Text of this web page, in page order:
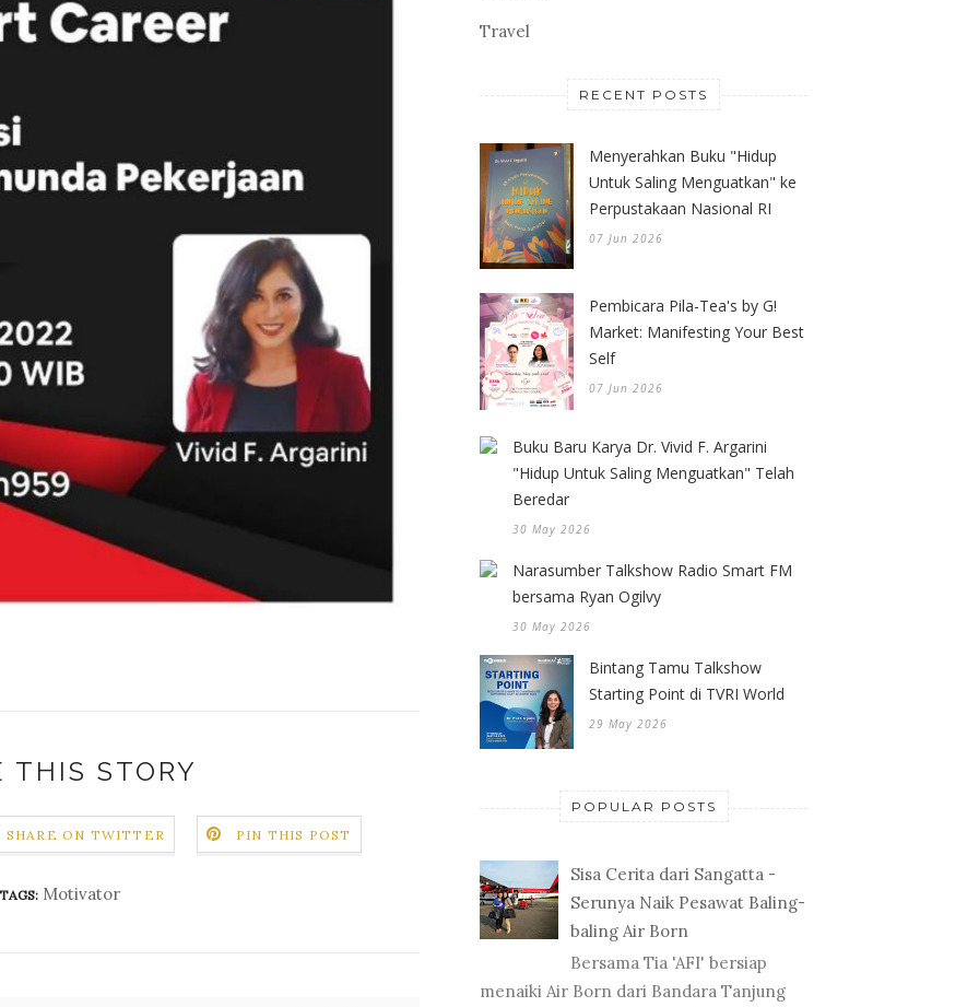
THIS STORY
SHARE ON TWITTER PIN THIS POST
TAGS: Motivator
Travel
RECENT POSTS
Menyerahkan Buku "Hidup
Untuk Saling Menguatkan" ke
Perpustakaan Nasional RI
07 Jun 2026
Pembicara Pila-Tea's by G!
Market: Manifesting Your Best
Self
07 Jun 2026
Buku Baru Karya Dr. Vivid F. Argarini
"Hidup Untuk Saling Menguatkan" Telah
Beredar
30 May 2026
Narasumber Talkshow Radio Smart FM
bersama Ryan Ogilvy
30 May 2026
Bintang Tamu Talkshow
Starting Point di TVRI World
29 May 2026
POPULAR POSTS
Sisa Cerita dari Sangatta -
Serunya Naik Pesawat Baling-
baling Air Born
Bersama Tia 'AFI' bersiap
menaiki Air Born dari Bandara Tanjung